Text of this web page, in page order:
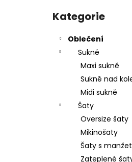
Přeskočit
kategorie
Kategorie
Oblečení
Sukně
Maxi sukně
Sukně nad
Midi sukně
Šaty
Oversize šaty
Mikinošaty
Šaty s
Zateplené
ZAVINOVACÍ MIDI